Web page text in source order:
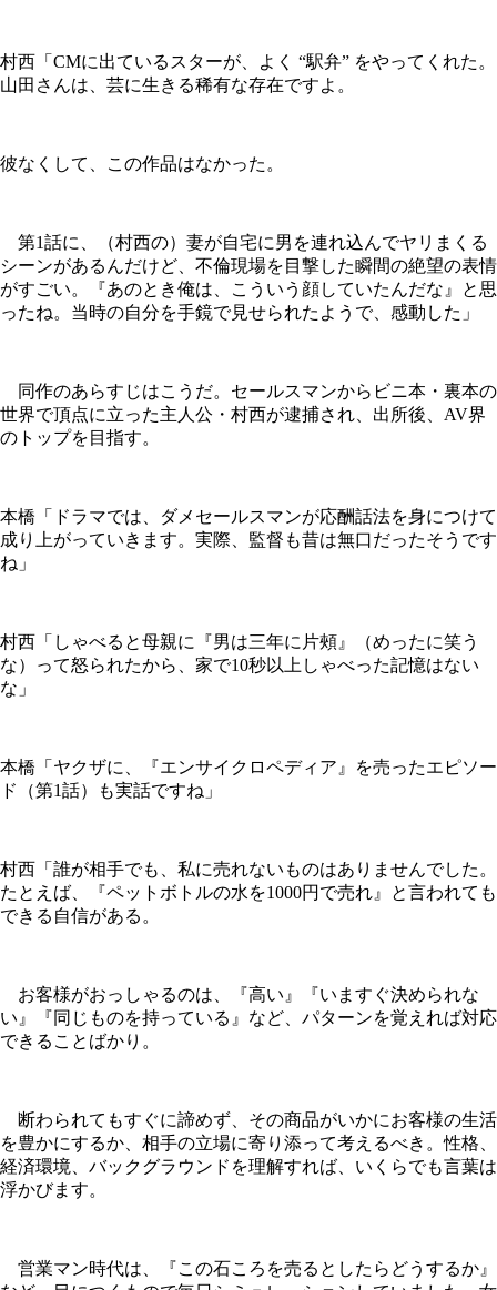
村西「CMに出ているスターが、よく “駅弁” をやってくれた。
山田さんは、芸に生きる稀有な存在ですよ。
彼なくして、この作品はなかった。
第1話に、（村西の）妻が自宅に男を連れ込んでヤリまくる
シーンがあるんだけど、不倫現場を目撃した瞬間の絶望の表情
がすごい。『あのとき俺は、こういう顔していたんだな』と思
ったね。当時の自分を手鏡で見せられたようで、感動した」
同作のあらすじはこうだ。セールスマンからビニ本・裏本の
世界で頂点に立った主人公・村西が逮捕され、出所後、AV界
のトップを目指す。
本橋「ドラマでは、ダメセールスマンが応酬話法を身につけて
成り上がっていきます。実際、監督も昔は無口だったそうです
ね」
村西「しゃべると母親に『男は三年に片頰』（めったに笑う
な）って怒られたから、家で10秒以上しゃべった記憶はない
な」
本橋「ヤクザに、『エンサイクロペディア』を売ったエピソー
ド（第1話）も実話ですね」
村西「誰が相手でも、私に売れないものはありませんでした。
たとえば、『ペットボトルの水を1000円で売れ』と言われても
できる自信がある。
お客様がおっしゃるのは、『高い』『いますぐ決められな
い』『同じものを持っている』など、パターンを覚えれば対応
できることばかり。
断わられてもすぐに諦めず、その商品がいかにお客様の生活
を豊かにするか、相手の立場に寄り添って考えるべき。性格、
経済環境、バックグラウンドを理解すれば、いくらでも言葉は
浮かびます。
営業マン時代は、『この石ころを売るとしたらどうするか』